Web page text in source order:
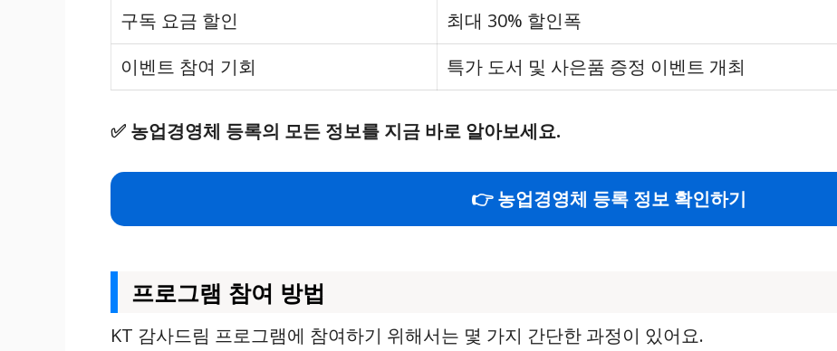
구독 요금 할인
최대 30% 할인폭
이벤트 참여 기회
특가 도서 및 사은품 증정 이벤트 개최
✅ 농업경영체 등록의 모든 정보를 지금 바로 알아보세요.
👉 농업경영체 등록 정보 확인하기
프로그램 참여 방법
KT 감사드림 프로그램에 참여하기 위해서는 몇 가지 간단한 과정이 있어요.